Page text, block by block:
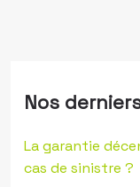
Nos
La garantie
cas de sinistre ?